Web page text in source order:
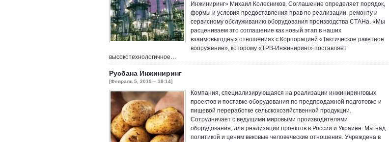
Инжиниринг» Михаил Колесников. Соглашение определяет порядок,
формы и условия предоставления прав по реализации, ремонту и
сервисному обслуживанию оборудования производства СТАНа. «Мы
расцениваем это соглашение как новый этап в наших
взаимовыгодных отношениях с Корпорацией «Тактическое ракетное
вооружение», которому «ТРВ-Инжиниринг» поставляет
высокотехнологичное…
Русбана Инжиниринг
[Февраль 5, 2019 – 18:14]
Компания, специализирующаяся на реализации инжиниринговых
проектов и поставке оборудования по предпродажной подготовке и
пищевой переработке сельскохозяйственной продукции.
Сотрудничает с ведущими мировыми производителями
оборудования, для реализации проектов в России и Украине. Мы над
политикой и ценим вековые человеческие отношения. Учреждена в